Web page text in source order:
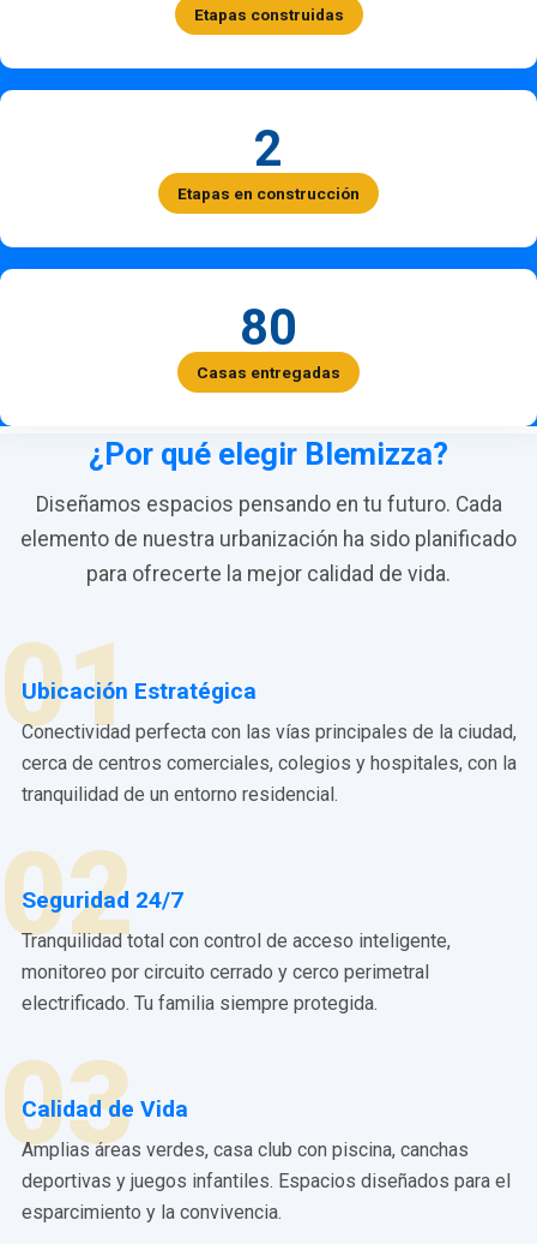
Etapas construidas
2
Etapas en construcción
80
Casas entregadas
¿Por qué elegir Blemizza?
Diseñamos espacios pensando en tu futuro. Cada
elemento de nuestra urbanización ha sido planificado
para ofrecerte la mejor calidad de vida.
01
Ubicación Estratégica
Conectividad perfecta con las vías principales de la ciudad,
cerca de centros comerciales, colegios y hospitales, con la
tranquilidad de un entorno residencial.
02
Seguridad 24/7
Tranquilidad total con control de acceso inteligente,
monitoreo por circuito cerrado y cerco perimetral
electrificado. Tu familia siempre protegida.
03
Calidad de Vida
Amplias áreas verdes, casa club con piscina, canchas
deportivas y juegos infantiles. Espacios diseñados para el
esparcimiento y la convivencia.